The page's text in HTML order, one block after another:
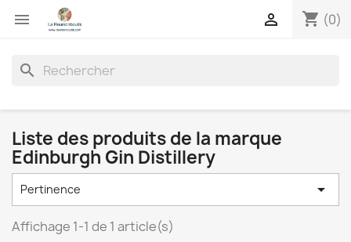
 shopping_cart (0)

search
Liste des produits de la marque
Edinburgh Gin Distillery
Pertinence 
Affichage 1-1 de 1 article(s)